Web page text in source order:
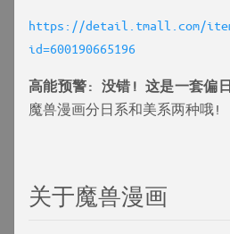
https://detail.tmall.com/
id=600190665196
高能预警: 没错! 这是一套偏
魔兽漫画分日系和美系两种哦!
关于魔兽漫画